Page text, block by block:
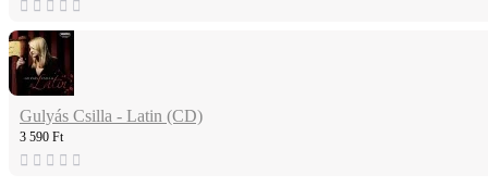
Gulyás Csilla - Latin (CD)
3 590 Ft